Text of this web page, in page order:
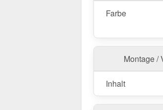
Farbe
Montage /
Inhalt